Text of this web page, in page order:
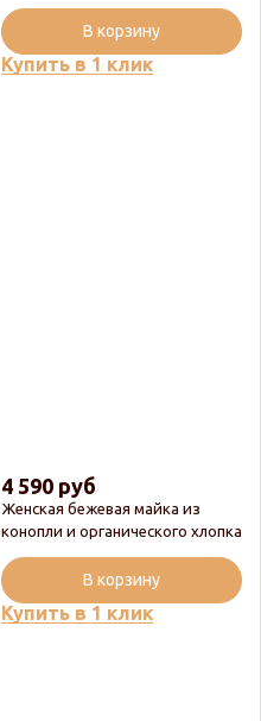
Купить в 1 клик
В корзину
Женская бежевая майка из
конопли и органического хлопка
4 590 руб
Купить в 1 клик
В корзину